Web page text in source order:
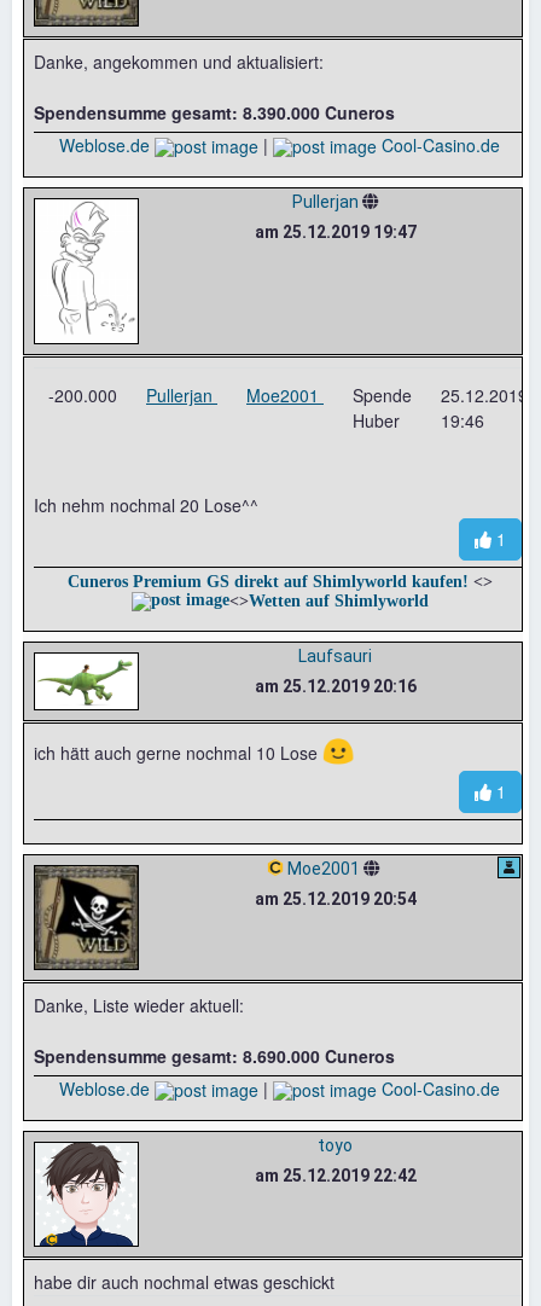
Danke, angekommen und aktualisiert:
Spendensumme gesamt: 8.390.000 Cuneros
Weblose.de
| Cool-Casino.de
Pullerjan
am 25.12.2019 19:47
-200.000 Pullerjan Moe2001
Spende
Huber
25.12.2019
19:46
Ich nehm nochmal 20 Lose^^
1
Cuneros Premium GS direkt auf Shimlyworld kaufen! <>
<>Wetten auf Shimlyworld
Laufsauri
am 25.12.2019 20:16
ich hätt auch gerne nochmal 10 Lose 🙂
1
Moe2001
am 25.12.2019 20:54
Danke, Liste wieder aktuell:
Spendensumme gesamt: 8.690.000 Cuneros
Weblose.de
| Cool-Casino.de
toyo
am 25.12.2019 22:42
habe dir auch nochmal etwas geschickt